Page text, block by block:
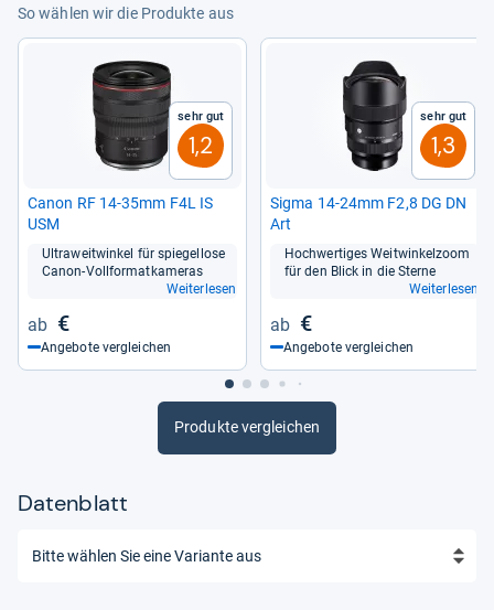
So wählen wir die Produkte aus
Sehr gut
1,2
Canon RF 14-​35mm F4L IS
USM
Ultra­weit­win­kel für spie­gel­lose
Canon-​Voll­for­mat­ka­me­ras
Weiterlesen
€
Angebote vergleichen
Sehr gut
1,3
Sigma 14-​24mm F2,8 DG DN
Art
Hoch­wer­ti­ges Weit­win­kel­zoom
für den Blick in die Sterne
Weiterlesen
€
Angebote vergleichen
Produkte vergleichen
Datenblatt